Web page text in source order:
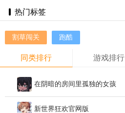
热门标签
割草闯关 跑酷
同类排行 游戏排行
在阴暗的房间里孤独的女孩
新世界狂欢官网版